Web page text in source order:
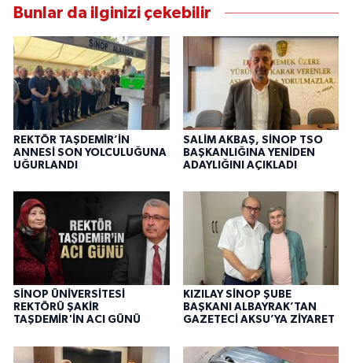
Bunlar da ilginizi çekebilir
REKTÖR TAŞDEMİR’İN
ANNESİ SON YOLCULUĞUNA
UĞURLANDI
SALİM AKBAŞ, SİNOP TSO
BAŞKANLIĞINA YENİDEN
ADAYLIĞINI AÇIKLADI
SİNOP ÜNİVERSİTESİ
REKTÖRÜ ŞAKİR
TAŞDEMİR'İN ACI GÜNÜ
KIZILAY SİNOP ŞUBE
BAŞKANI ALBAYRAK’TAN
GAZETECİ AKSU’YA ZİYARET